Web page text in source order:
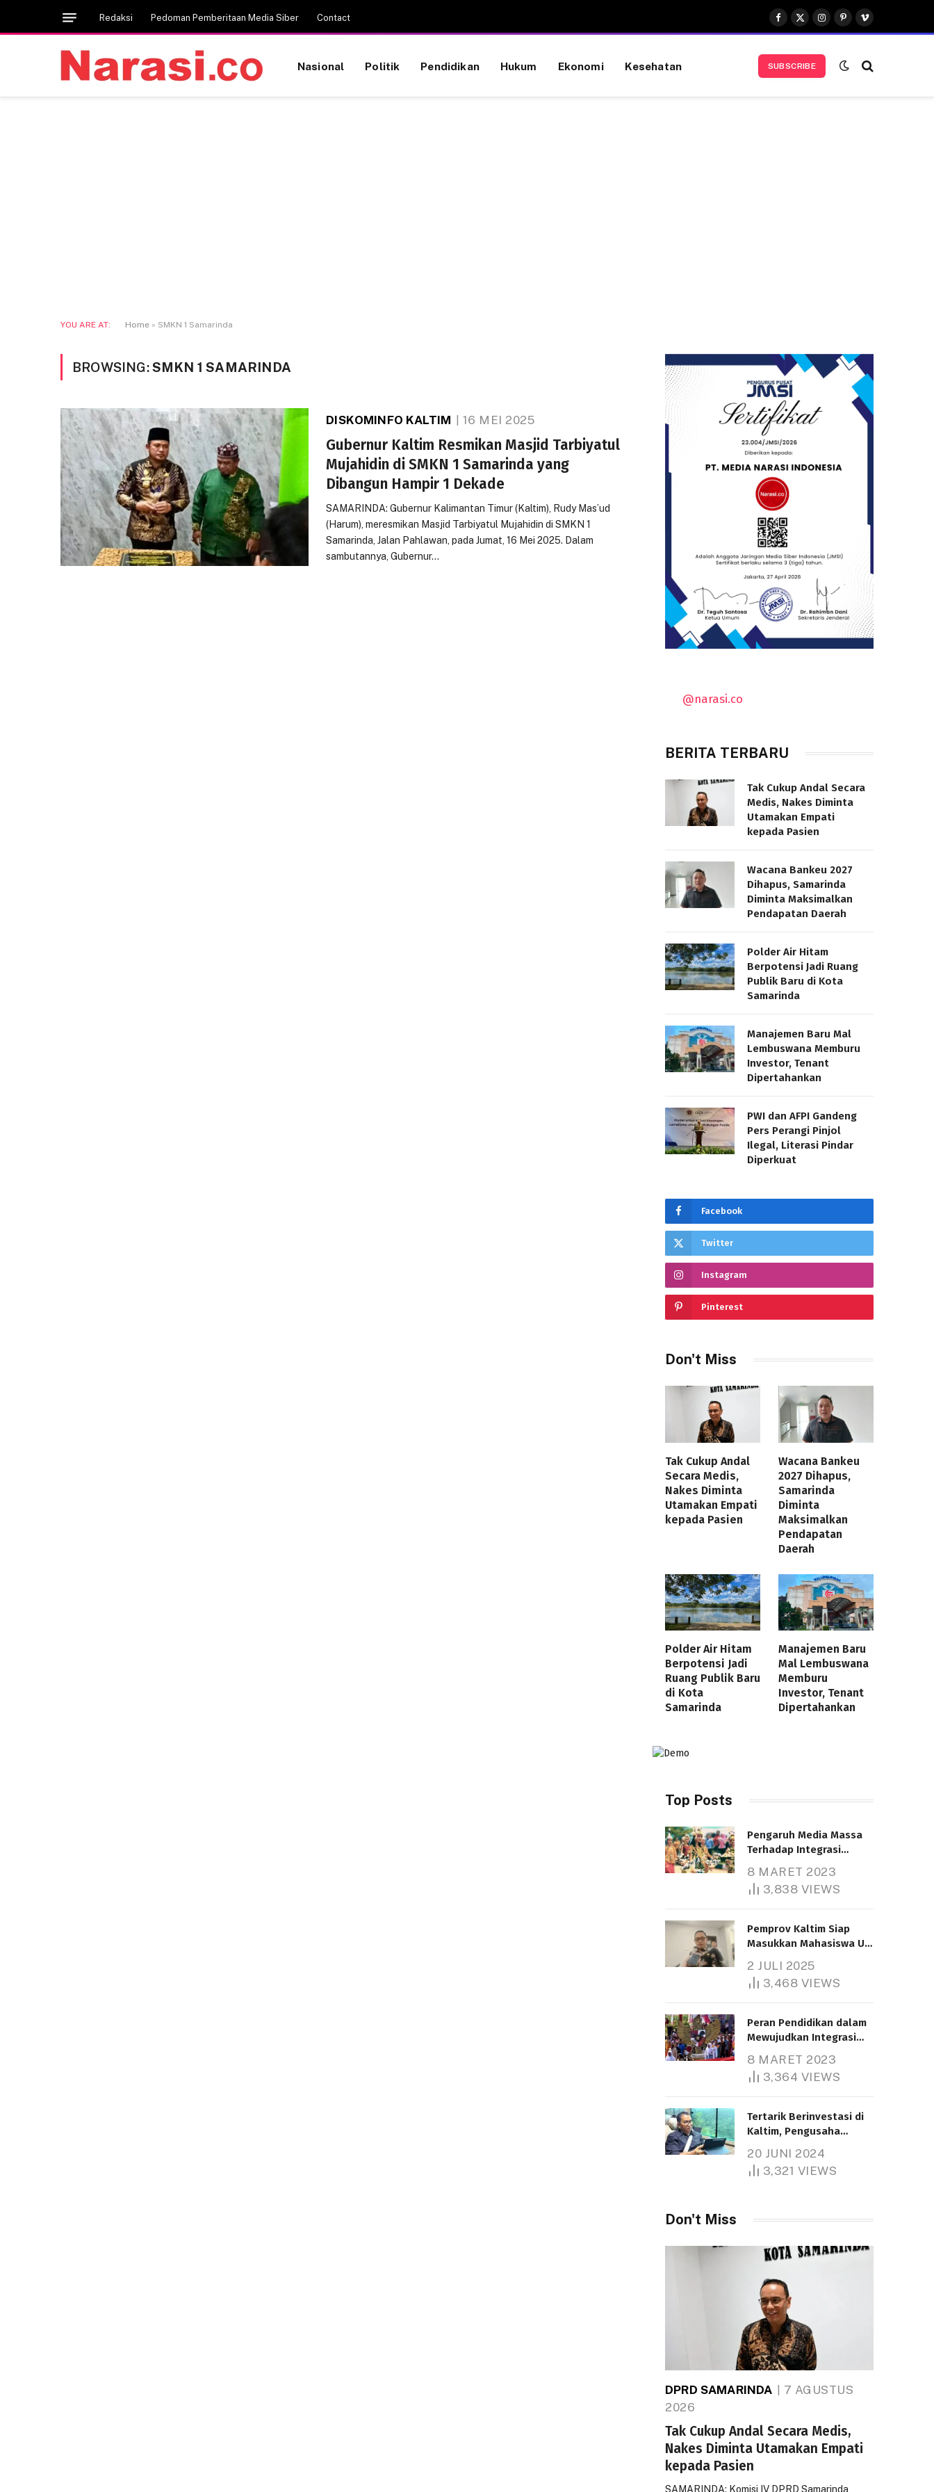
Redaksi Pedoman Pemberitaan Media Siber Contact
Facebook
X
(Twitter)
Instagram
Pinterest
Vimeo
Nasional Politik Pendidikan Hukum Ekonomi Kesehatan SUBSCRIBE
YOU ARE AT: Home » SMKN 1 Samarinda
BROWSING:SMKN 1 SAMARINDA
DISKOMINFO KALTIM 16 MEI 2025
Gubernur Kaltim Resmikan Masjid Tarbiyatul
Mujahidin di SMKN 1 Samarinda yang
Dibangun Hampir 1 Dekade
SAMARINDA: Gubernur Kalimantan Timur (Kaltim), Rudy Mas’ud
(Harum), meresmikan Masjid Tarbiyatul Mujahidin di SMKN 1
Samarinda, Jalan Pahlawan, pada Jumat, 16 Mei 2025. Dalam
sambutannya, Gubernur…
@narasi.co
BERITA TERBARU
Tak Cukup Andal Secara
Medis, Nakes Diminta
Utamakan Empati
kepada Pasien
Wacana Bankeu 2027
Dihapus, Samarinda
Diminta Maksimalkan
Pendapatan Daerah
Polder Air Hitam
Berpotensi Jadi Ruang
Publik Baru di Kota
Samarinda
Manajemen Baru Mal
Lembuswana Memburu
Investor, Tenant
Dipertahankan
PWI dan AFPI Gandeng
Pers Perangi Pinjol
Ilegal, Literasi Pindar
Diperkuat
Facebook
Twitter
Instagram
Pinterest
Don't Miss
Tak Cukup Andal
Secara Medis,
Nakes Diminta
Utamakan Empati
kepada Pasien
Wacana Bankeu
2027 Dihapus,
Samarinda
Diminta
Maksimalkan
Pendapatan
Daerah
Polder Air Hitam
Berpotensi Jadi
Ruang Publik Baru
di Kota
Samarinda
Manajemen Baru
Mal Lembuswana
Memburu
Investor, Tenant
Dipertahankan
Top Posts
Pengaruh Media Massa
Terhadap Integrasi
8 MARET 2023
3,838 VIEWS
Pemprov Kaltim Siap
Masukkan Mahasiswa UT
Bantuan Pendidikan
Gratispol
2 JULI 2025
3,468 VIEWS
Peran Pendidikan dalam
Mewujudkan Integrasi
8 MARET 2023
3,364 VIEWS
Tertarik Berinvestasi di
Kaltim, Pengusaha
1.000 Hektare
20 JUNI 2024
3,321 VIEWS
Don't Miss
DPRD SAMARINDA
7 AGUSTUS
2026
Tak Cukup Andal Secara Medis,
Nakes Diminta Utamakan Empati
kepada Pasien
SAMARINDA: Komisi IV DPRD Samarinda